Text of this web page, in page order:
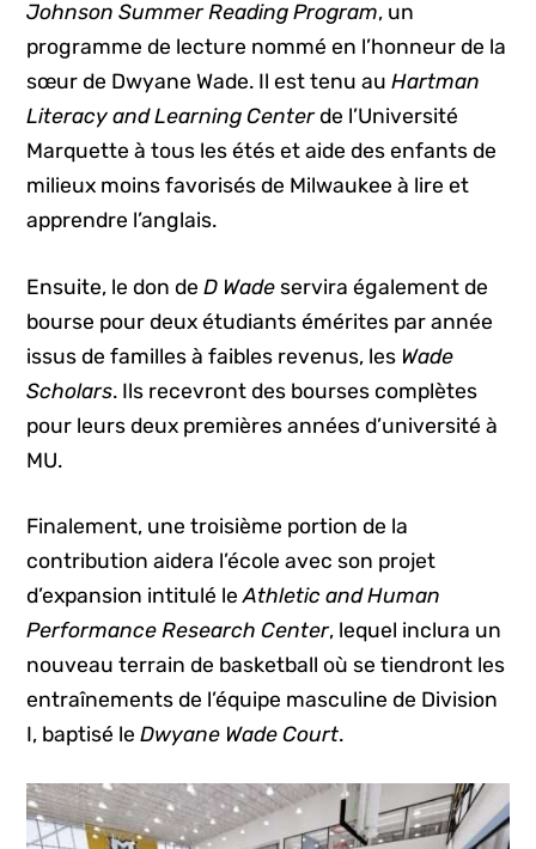
Johnson Summer Reading Program, un
programme de lecture nommé en l’honneur de la
sœur de Dwyane Wade. Il est tenu auHartman
Literacy and Learning Centerde l’Université
Marquette à tous les étés et aide des enfants de
milieux moins favorisés de Milwaukee à lire et
apprendre l’anglais.
Ensuite, le don deD Wade servira également de
bourse pour deux étudiants émérites par année
issus de familles à faibles revenus, les Wade
Scholars. Ils recevront des bourses complètes
pour leurs deux premières années d’université à
MU.
Finalement, une troisième portion de la
contribution aidera l’école avec son projet
d’expansion intitulé leAthletic and Human
Performance Research Center, lequel inclura un
nouveau terrain de basketball où se tiendront les
entraînements de l’équipe masculine de Division
I, baptisé leDwyane Wade Court.